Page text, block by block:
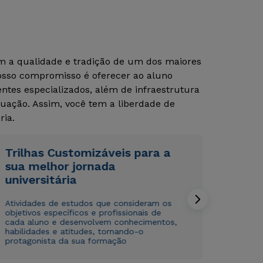
a qualidade e tradição de um dos maiores
compromisso é oferecer ao aluno
especializados, além de infraestrutura
Assim, você tem a liberdade de
Trilhas Customizáveis para a
sua melhor jornada
universitária
Atividades de estudos que consideram os
objetivos específicos e profissionais de
cada aluno e desenvolvem conhecimentos,
habilidades e atitudes, tornando-o
protagonista da sua formação
autorizo que meus dados sejam utilizados para o
envio de conteúdos da Cruzeiro do Sul.
autorizo que meus dados sejam utilizados para o
envio de conteúdos da Cruzeiro do Sul.